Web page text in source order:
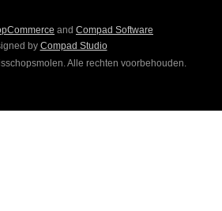
and Compad Software
by Compad Studio
Alle rechten voorbehouden.